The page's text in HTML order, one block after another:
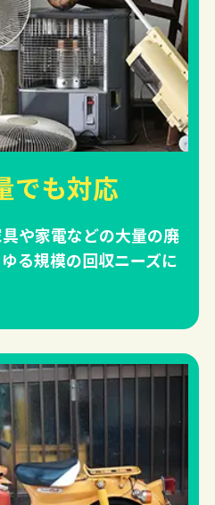
でも対応
や家電などの大量の廃
る規模の回収ニーズに